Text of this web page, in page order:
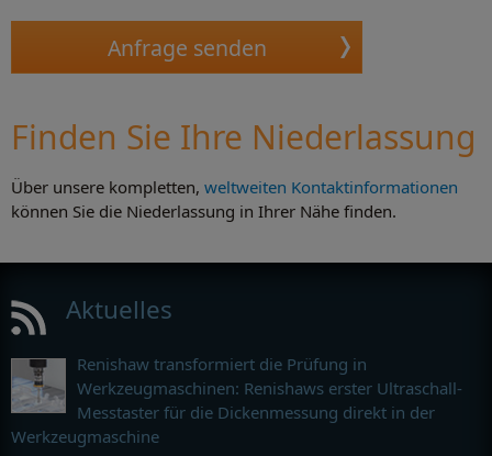
Finden Sie Ihre Niederlassung
Über unsere kompletten, weltweiten Kontaktinformationen
können Sie die Niederlassung in Ihrer Nähe finden.
Aktuelles
Renishaw transformiert die Prüfung in
Werkzeugmaschinen: Renishaws erster Ultraschall-
Messtaster für die Dickenmessung direkt in der
Werkzeugmaschine